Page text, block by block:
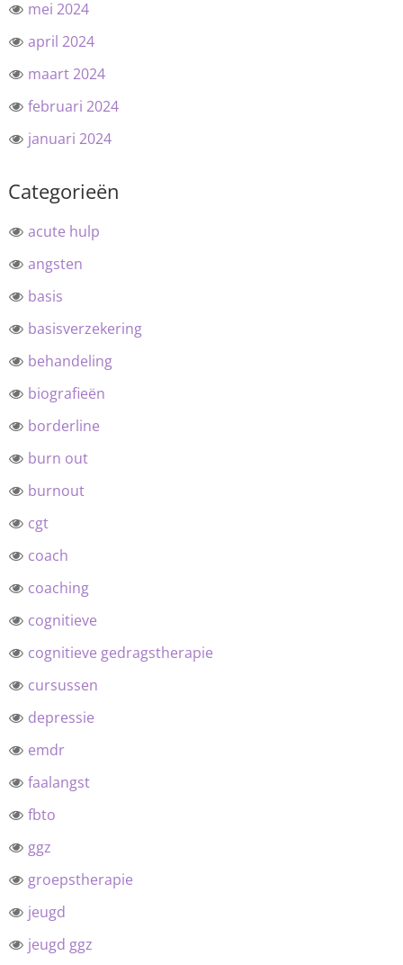
mei 2024
april 2024
maart 2024
februari 2024
januari 2024
Categorieën
acute hulp
angsten
basis
basisverzekering
behandeling
biografieën
borderline
burn out
burnout
cgt
coach
coaching
cognitieve
cognitieve gedragstherapie
cursussen
depressie
emdr
faalangst
fbto
ggz
groepstherapie
jeugd
jeugd ggz